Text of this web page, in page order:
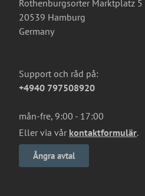
Rothenburgsorter Marktplatz 5
20539 Hamburg
Germany
Support och råd på:
+4940 797508920
mån-fre, 9:00 - 17:00
Eller via vår kontaktformulär.
Ångra avtal